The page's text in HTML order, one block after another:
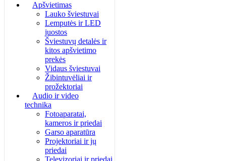
Apšvietimas
Lauko šviestuvai
Lemputės ir LED
juostos
Šviestuvų detalės ir
kitos apšvietimo
prekės
Vidaus šviestuvai
Žibintuvėliai ir
prožektoriai
Audio ir video
technika
Fotoaparatai,
kameros ir priedai
Garso aparatūra
Projektoriai ir jų
priedai
Televizoriai ir priedai